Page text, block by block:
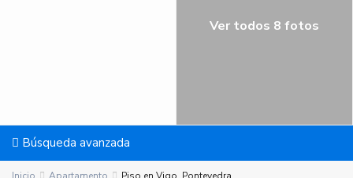
Ver todos 8 fotos
Búsqueda avanzada